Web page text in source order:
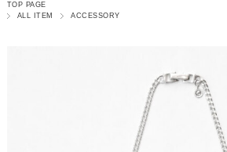
TOP PAGE
ALL ITEM
ACCESSORY